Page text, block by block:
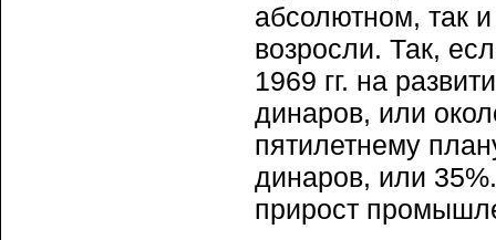
абсолютном, так
возросли. Так,
1969 гг. на
динаров, или
пятилетнему
динаров, или
прирост